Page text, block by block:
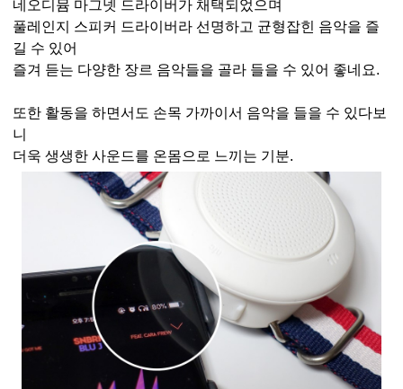
네오디뮴 마그넷 드라이버가 채택되었으며
풀레인지 스피커 드라이버라 선명하고 균형잡힌 음악을 즐
길 수 있어
즐겨 듣는 다양한 장르 음악들을 골라 들을 수 있어 좋네요.
또한 활동을 하면서도 손목 가까이서 음악을 들을 수 있다보
니
더욱 생생한 사운드를 온몸으로 느끼는 기분.